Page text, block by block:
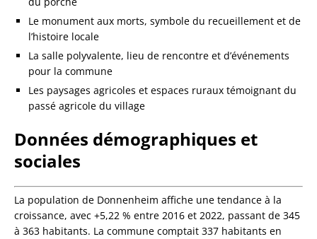
Le monument aux morts, symbole du recueillement et de
l’histoire locale
La salle polyvalente, lieu de rencontre et d’événements
pour la commune
Les paysages agricoles et espaces ruraux témoignant du
passé agricole du village
Données démographiques et
sociales
La population de Donnenheim affiche une tendance à la
croissance, avec +5,22 % entre 2016 et 2022, passant de 345
à 363 habitants. La commune comptait 337 habitants en